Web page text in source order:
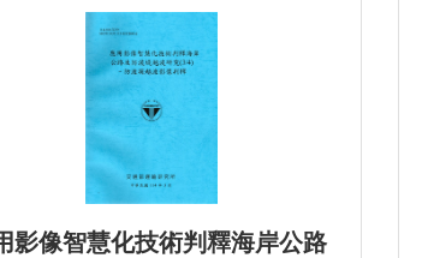
影像智慧化技術判釋海岸公路